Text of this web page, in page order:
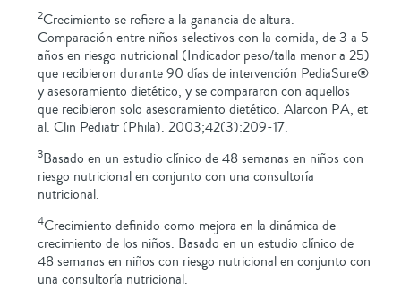
2Crecimiento se refiere a la ganancia de altura.
Comparación entre niños selectivos con la comida, de 3 a 5
años en riesgo nutricional (Indicador peso/talla menor a 25)
que recibieron durante 90 días de intervención PediaSure®
y asesoramiento dietético, y se compararon con aquellos
que recibieron solo asesoramiento dietético. Alarcon PA, et
al. Clin Pediatr (Phila). 2003;42(3):209-17.
3Basado en un estudio clínico de 48 semanas en niños con
riesgo nutricional en conjunto con una consultoría
nutricional.
4Crecimiento definido como mejora en la dinámica de
crecimiento de los niños. Basado en un estudio clínico de
48 semanas en niños con riesgo nutricional en conjunto con
una consultoría nutricional.